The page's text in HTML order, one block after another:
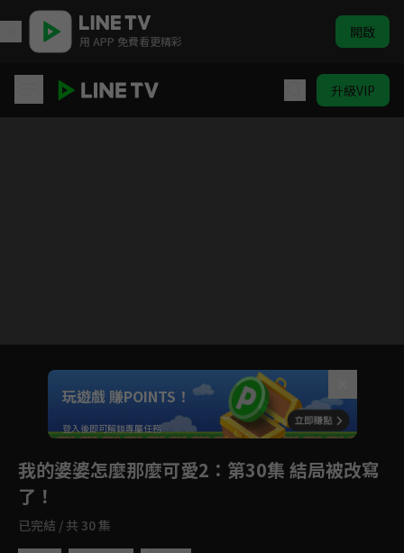
用 APP 免費看更精彩 開啟
升級VIP
Unmute
如有不便請見諒
玩遊戲 賺POINTS！
登入後即可解鎖專屬任務
我的婆婆怎麼那麼可愛2 ：第30集 結局被改寫
了！
已完結 / 共 30 集